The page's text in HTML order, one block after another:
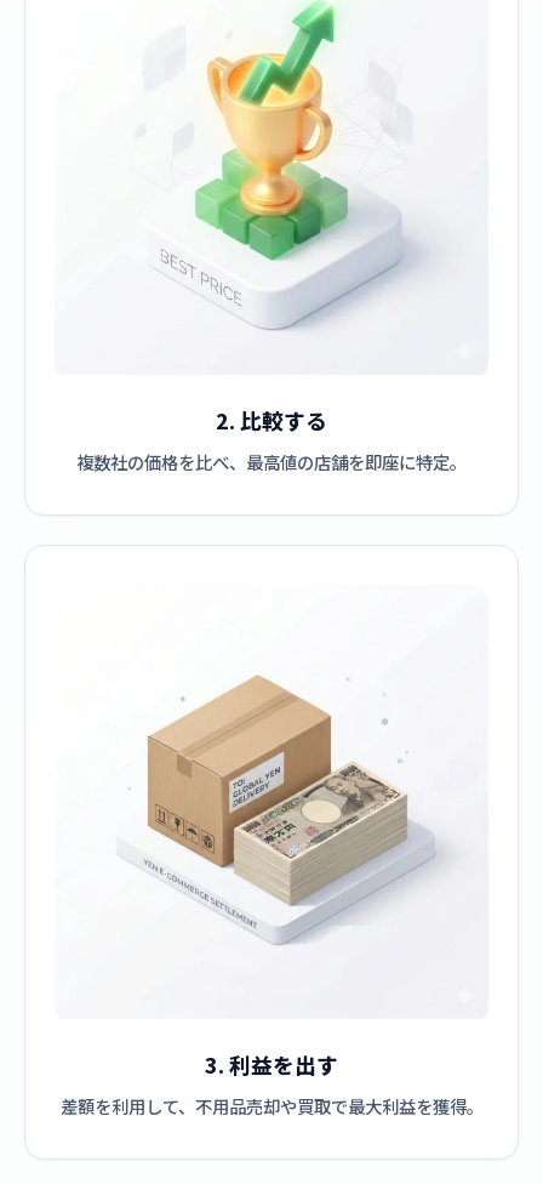
2. 比較する
複数社の価格を比べ、最高値の店舗を即座に特定。
3. 利益を出す
差額を利用して、不用品売却や買取で最大利益を獲得。